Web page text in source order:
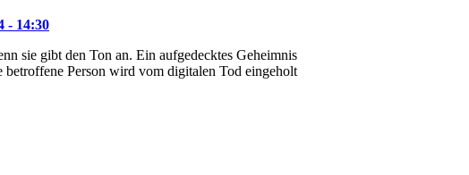
- 14:30
sie gibt den Ton an. Ein aufgedecktes Geheimnis
Person wird vom digitalen Tod eingeholt